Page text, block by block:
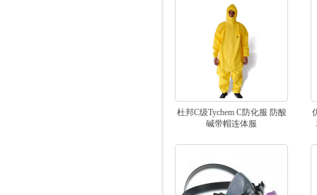
杜邦C级Tychem C防化服 防酸
碱带帽连体服